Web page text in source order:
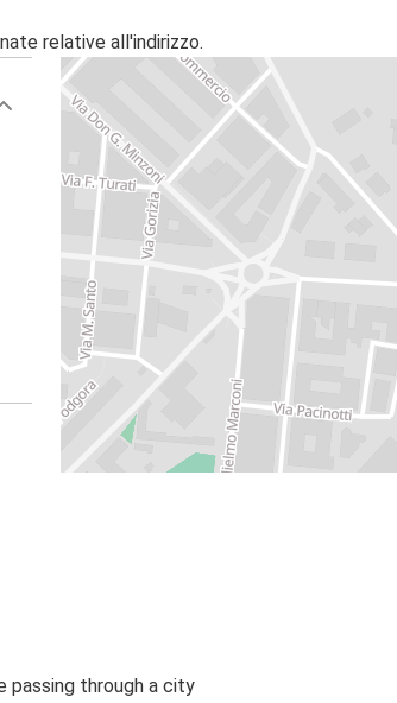
relative all'indirizzo.